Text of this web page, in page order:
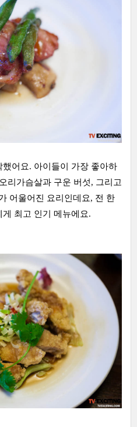
어요. 아이들이 가장 좋아하
리가슴살과 구운 버섯, 그리고
어울어진 요리인데요, 전 한
최고 인기 메뉴에요.